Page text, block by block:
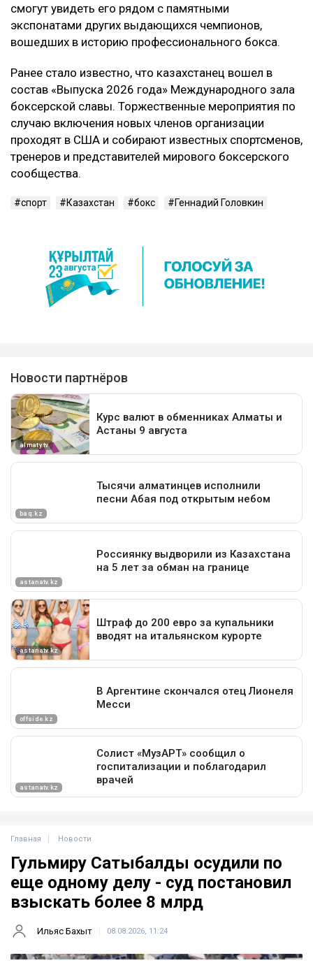
смогут увидеть его рядом с памятными
экспонатами других выдающихся чемпионов,
вошедших в историю профессионального бокса.
Ранее стало известно, что казахстанец вошел в
состав «Выпуска 2026 года» Международного зала
боксерской славы. Торжественные мероприятия по
случаю включения новых членов организации
проходят в США и собирают известных спортсменов,
тренеров и представителей мирового боксерского
сообщества.
спорт Казахстан бокс Геннадий Головкин
Главная Новости
Гульмиру Сатыбалды осудили по
еще одному делу - суд постановил
взыскать более 8 млрд
Ильяс Бахыт 08.08.2026, 11:24